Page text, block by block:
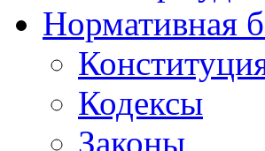
Нормативная
Кодексы
Законы